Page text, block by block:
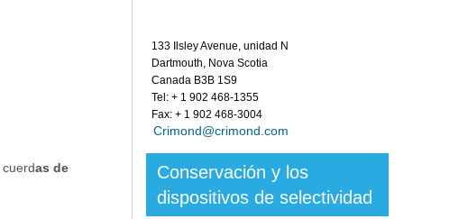
as de
133 Ilsley Avenue, unidad N
Dartmouth, Nova Scotia
Canada B3B 1S9
Tel: + 1 902 468-1355
Fax: + 1 902 468-3004
Crimond@crimond.com
Conservación y los
dispositivos de selectividad